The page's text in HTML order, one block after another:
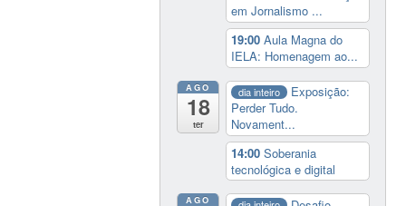
em Jornalismo ...
19:00Aula Magna do
IELA: Homenagem ao...
AGO
18
ter
dia inteiro
Exposição:
Perder Tudo.
Novament...
14:00Soberania
tecnológica e digital
AGO